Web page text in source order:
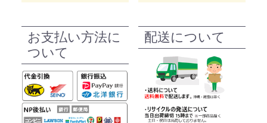
お支払い方法に
ついて
配送について